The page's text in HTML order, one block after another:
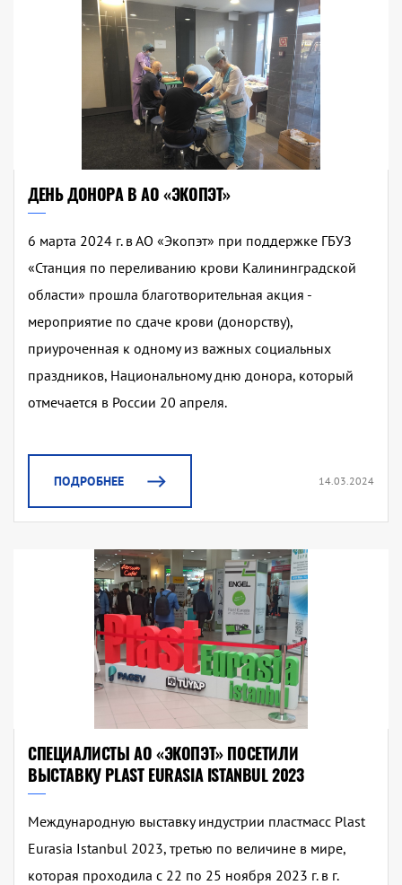
ДЕНЬ ДОНОРА В АО «ЭКОПЭТ»
6 марта 2024 г. в АО «Экопэт» при поддержке ГБУЗ
«Станция по переливанию крови Калининградской
области» прошла благотворительная акция -
мероприятие по сдаче крови (донорству),
приуроченная к одному из важных социальных
праздников, Национальному дню донора, который
отмечается в России 20 апреля.
ПОДРОБНЕЕ 14.03.2024
СПЕЦИАЛИСТЫ АО «ЭКОПЭТ» ПОСЕТИЛИ
ВЫСТАВКУ PLAST EURASIA ISTANBUL 2023
Международную выставку индустрии пластмасс Plast
Eurasia Istanbul 2023, третью по величине в мире,
которая проходила с 22 по 25 ноября 2023 г. в г.